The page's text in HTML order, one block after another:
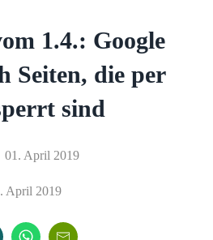
1.4.: Google
Seiten, die per
sind
01. April 2019
April 2019